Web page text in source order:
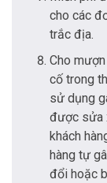
cho các
trắc địa.
Cho
cố trong
sử dụng
được sửa
khách
hàng tự
đổi hoặc